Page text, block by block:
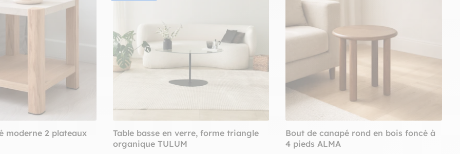
moderne 2 plateaux
Table basse en verre, forme triangle
organique TULUM
Bout de canapé rond en bois foncé à
4 pieds ALMA